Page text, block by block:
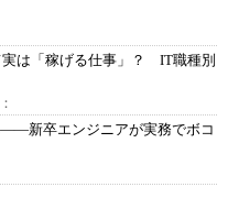
実は「稼げる仕事」？ IT職種別
新卒エンジニアが実務でボコ